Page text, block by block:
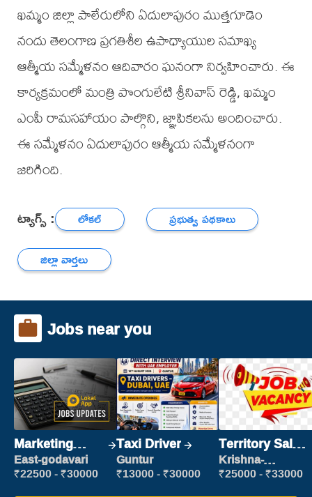
ఖమ్మం జిల్లా పాలేరులోని ఏదులాపురం ముత్తగూడెం
నందు తెలంగాణ ప్రగతిశీల ఉపాధ్యాయుల సమాఖ్య
ఆత్మీయ సమ్మేళనం ఆదివారం ఘనంగా నిర్వహించారు. ఈ
కార్యక్రమంలో మంత్రి పొంగులేటి శ్రీనివాస్ రెడ్డి, ఖమ్మం
ఎంపీ రామసహాయం పాల్గొని, జ్ఞాపికలను అందించారు.
ఈ సమ్మేళనం ఏదులాపురం ఆత్మీయ సమ్మేళనంగా
జరిగింది.
ట్యాగ్స్ : లోకల్
ప్రభుత్వ పథకాలు
జిల్లా వార్తలు
Jobs near you
Marketing
Executive
East-godavari
₹22500 - ₹30000
Taxi Driver
Guntur
₹13000 - ₹30000
Territory Sales
Manager
Krishna-
vijayawada
₹25000 - ₹33000